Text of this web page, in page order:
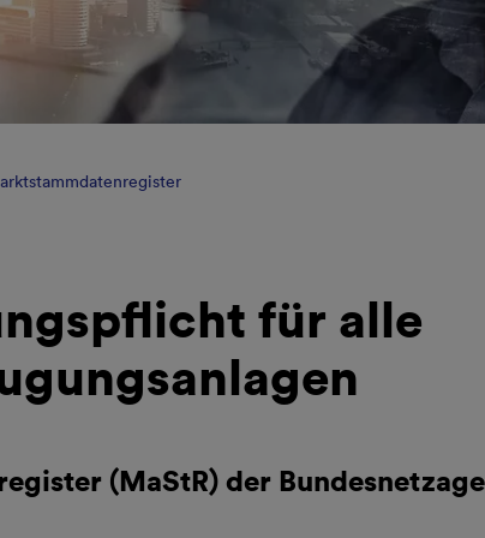
für alle
(MaStR) der